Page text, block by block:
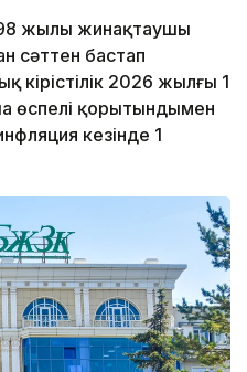
жылы жинақтаушы
сәттен бастап
кірістілік 2026 жылғы 1
өспелі қорытындымен
кезінде 1